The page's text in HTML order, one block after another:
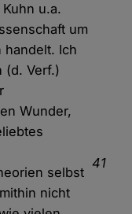
u.a.
um
handelt. Ich
(d. Verf.)
Wunder,
selbst
nicht
41